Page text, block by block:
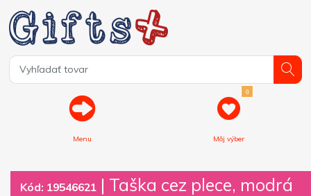
Menu
0
Môj výber
Kód: 19546621 | Taška cez plece, modrá